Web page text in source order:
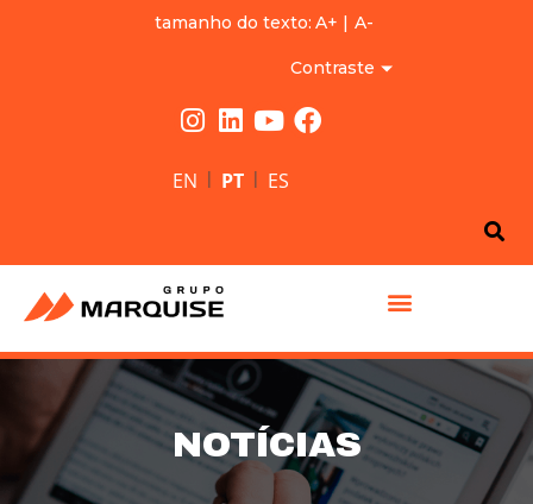
tamanho do texto: A+ | A-
Contraste
EN | PT | ES
NOTÍCIAS